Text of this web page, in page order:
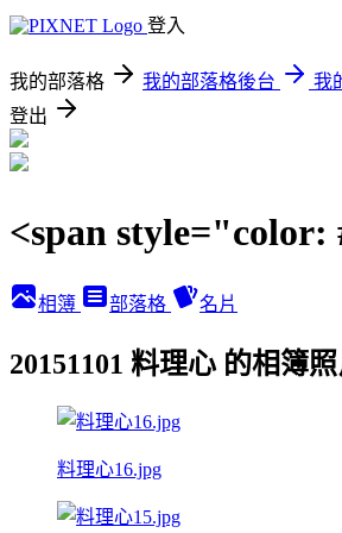
登入
我的部落格 我的部落格後台
我
登出
<span style="color:
相簿 部落格 名片
20151101 料理心 的相簿照
料理心16.jpg